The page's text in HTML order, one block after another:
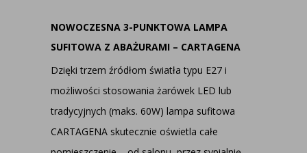
NOWOCZESNA 3-PUNKTOWA LAMPA
SUFITOWA Z ABAŻURAMI – CARTAGENA
Dzięki trzem źródłom światła typu E27 i
możliwości stosowania żarówek LED lub
tradycyjnych (maks. 60W) lampa sufitowa
CARTAGENA skutecznie oświetla całe